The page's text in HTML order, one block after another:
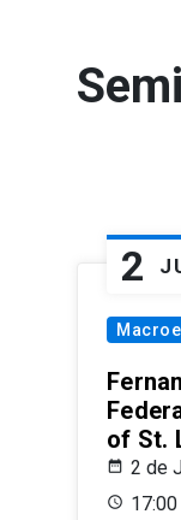
2
of St.
2 de
17:00